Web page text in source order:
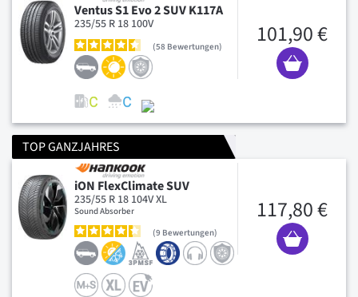
Ventus S1 Evo 2 SUV K117A
235/55 R 18 100V
58 Bewertungen 101,90 €
TOP GANZJAHRES
iON FlexClimate SUV
235/55 R 18 104V XL
Sound Absorber
9 Bewertungen
117,80 €